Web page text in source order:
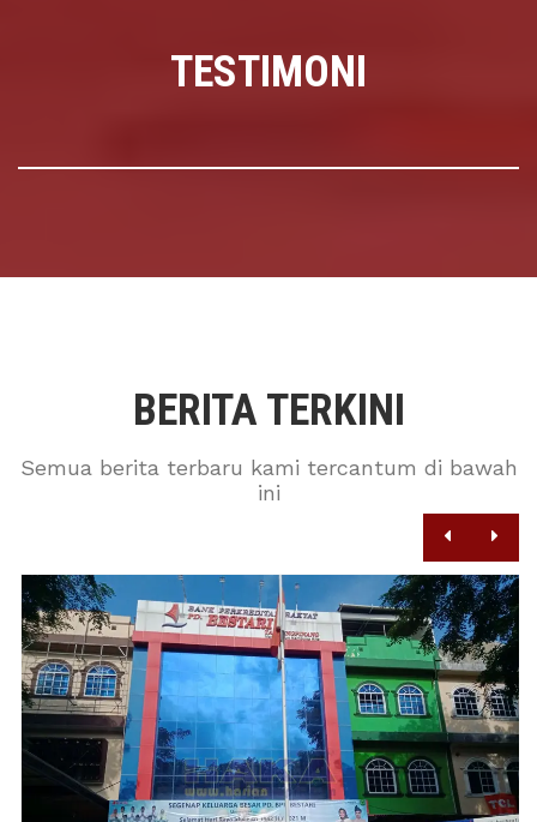
TESTIMONI
BERITA TERKINI
Semua berita terbaru kami tercantum di bawah
ini